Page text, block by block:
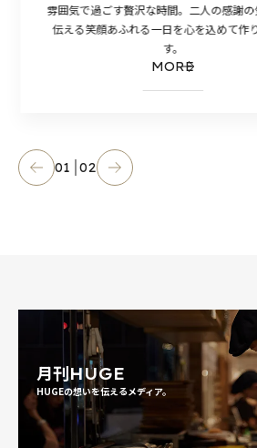
雰囲気で過ごす贅沢な時間。二人の感謝
伝える笑顔あふれる一日を心を込めて作
す。
MORE
01 02
月刊HUGE
HUGEの想いを伝えるメディア。